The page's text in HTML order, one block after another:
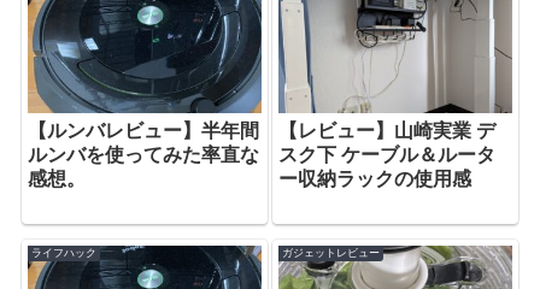
【ルンバレビュー】半年間
ルンバを使ってみた率直な
感想。
【レビュー】山崎実業 デ
スク下 ケーブル＆ルータ
ー収納ラックの使用感
ライフハック ガジェットレビュー